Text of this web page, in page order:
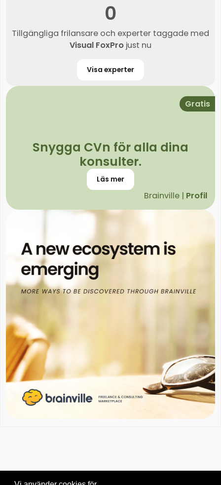
0
Tillgängliga frilansare och experter taggade med
Visual FoxPro just nu
Visa experter
Gratis
Snygga CVn för alla dina
konsulter.
Läs mer
Brainville | Profil